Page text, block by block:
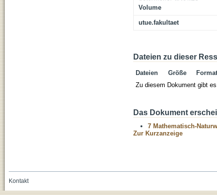
Volume
utue.fakultaet
Dateien zu dieser
Dateien Größe
Format
Zu diesem Dokument gibt
Das Dokument
7 Mathematisch-
Zur Kurzanzeige
Kontakt